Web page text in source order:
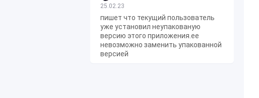
25.02.23
пишет что текущий пользователь
уже установил неупакованую
версию этого приложения.ее
невозможно заменить упакованной
версией